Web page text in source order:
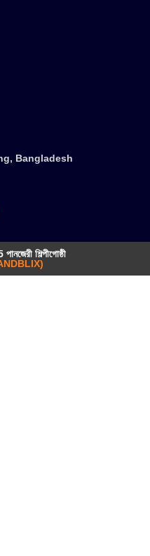
Bangladesh
শিল্পীগোষ্ঠী